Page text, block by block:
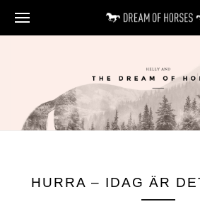
HURRA – IDAG ÄR